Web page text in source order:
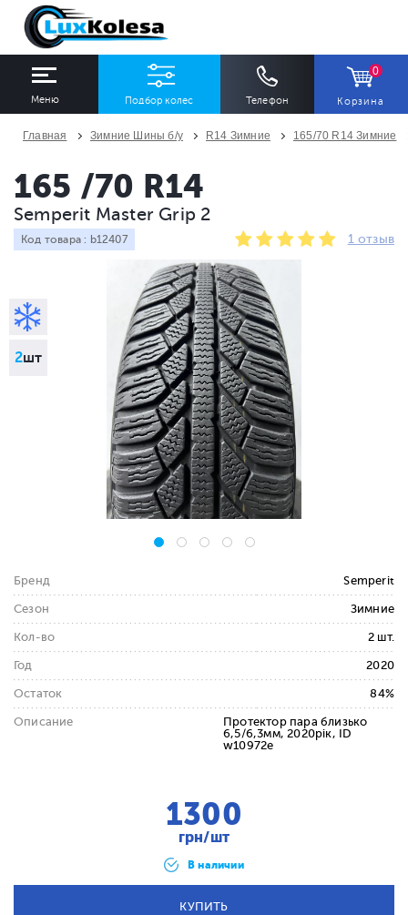
Меню Подбор колес Телефон
0
Корзина
Ширина
Все
Профиль
Все
Количество
Все
ПОДОБРАТЬ
Главная Зимние Шины б/у R14 Зимние 165/70 R14 Зимние
2шт
165 /70 R14
Semperit Master Grip 2
Код товара : b12407 1 отзыв
Бренд Semperit
Сезон Зимние
Кол-во 2 шт.
Год 2020
Остаток 84%
Описание
Протектор пара близько
6,5/6,3мм, 2020рік, ID
w10972e
1300
грн/шт
В наличии
КУПИТЬ